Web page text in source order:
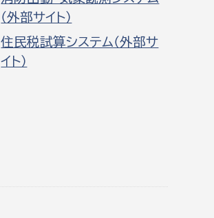
（外部サイト）
住民税試算システム（外部サ
イト）